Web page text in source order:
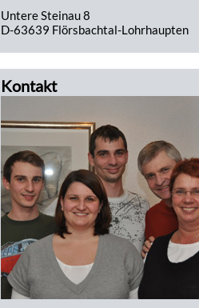
Untere Steinau 8
D-63639 Flörsbachtal-Lohrhaupten
Kontakt